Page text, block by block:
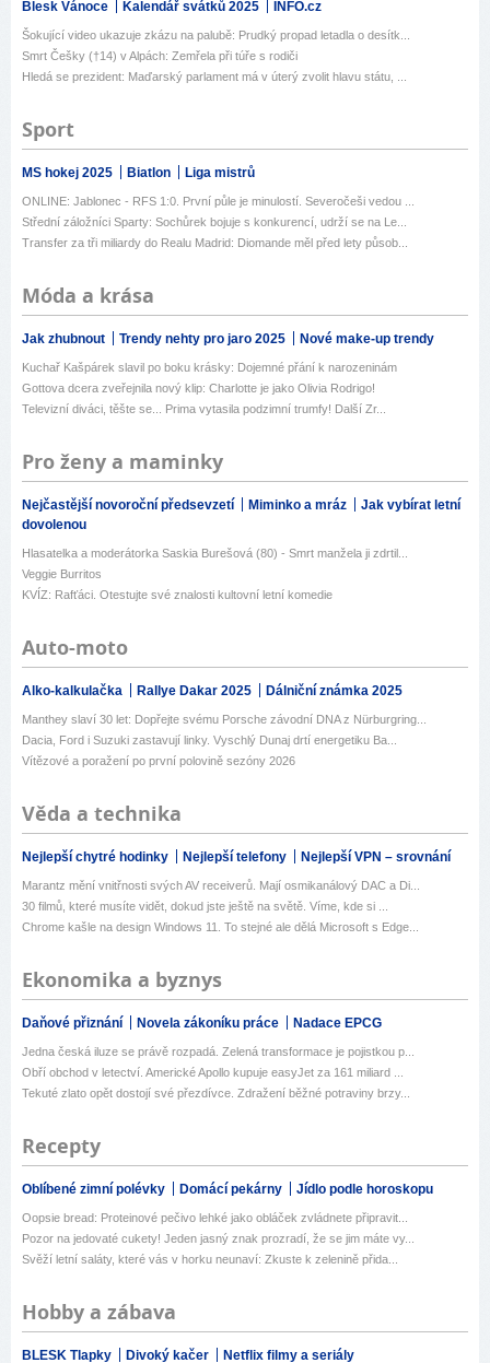
Blesk Vánoce Kalendář svátků 2025 INFO.cz
Šokující video ukazuje zkázu na palubě: Prudký propad letadla o desítk...
Smrt Češky (†14) v Alpách: Zemřela při túře s rodiči
Hledá se prezident: Maďarský parlament má v úterý zvolit hlavu státu, ...
Sport
MS hokej 2025 Biatlon Liga mistrů
ONLINE: Jablonec - RFS 1:0. První půle je minulostí. Severočeši vedou ...
Střední záložníci Sparty: Sochůrek bojuje s konkurencí, udrží se na Le...
Transfer za tři miliardy do Realu Madrid: Diomande měl před lety působ...
Móda a krása
Jak zhubnout Trendy nehty pro jaro 2025 Nové make-up trendy
Kuchař Kašpárek slavil po boku krásky: Dojemné přání k narozeninám
Gottova dcera zveřejnila nový klip: Charlotte je jako Olivia Rodrigo!
Televizní diváci, těšte se... Prima vytasila podzimní trumfy! Další Zr...
Pro ženy a maminky
Nejčastější novoroční předsevzetí Miminko a mráz
Jak vybírat letní
dovolenou
Hlasatelka a moderátorka Saskia Burešová (80) - Smrt manžela ji zdrtil...
Veggie Burritos
KVÍZ: Rafťáci. Otestujte své znalosti kultovní letní komedie
Auto-moto
Alko-kalkulačka Rallye Dakar 2025 Dálniční známka 2025
Manthey slaví 30 let: Dopřejte svému Porsche závodní DNA z Nürburgring...
Dacia, Ford i Suzuki zastavují linky. Vyschlý Dunaj drtí energetiku Ba...
Vítězové a poražení po první polovině sezóny 2026
Věda a technika
Nejlepší chytré hodinky Nejlepší telefony Nejlepší VPN – srovnání
Marantz mění vnitřnosti svých AV receiverů. Mají osmikanálový DAC a Di...
30 filmů, které musíte vidět, dokud jste ještě na světě. Víme, kde si ...
Chrome kašle na design Windows 11. To stejné ale dělá Microsoft s Edge...
Ekonomika a byznys
Daňové přiznání Novela zákoníku práce Nadace EPCG
Jedna česká iluze se právě rozpadá. Zelená transformace je pojistkou p...
Obří obchod v letectví. Americké Apollo kupuje easyJet za 161 miliard ...
Tekuté zlato opět dostojí své přezdívce. Zdražení běžné potraviny brzy...
Recepty
Oblíbené zimní polévky Domácí pekárny Jídlo podle horoskopu
Oopsie bread: Proteinové pečivo lehké jako obláček zvládnete připravit...
Pozor na jedovaté cukety! Jeden jasný znak prozradí, že se jim máte vy...
Svěží letní saláty, které vás v horku neunaví: Zkuste k zelenině přida...
Hobby a zábava
BLESK Tlapky Divoký kačer Netflix filmy a seriály